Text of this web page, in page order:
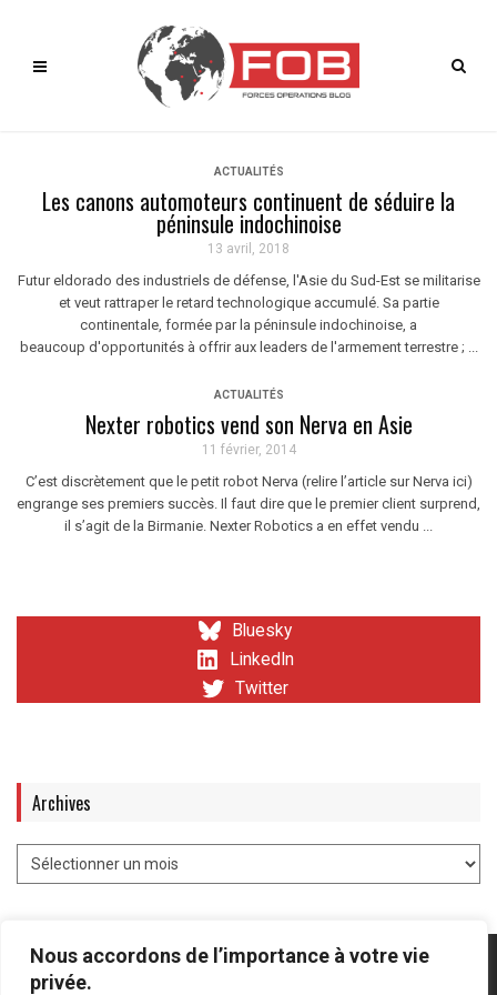
Nous accordons de l’importance à votre vie
privée.
ACTUALITÉS
Les canons automoteurs continuent de séduire la
péninsule indochinoise
13 avril, 2018
Futur eldorado des industriels de défense, l'Asie du Sud-Est se militarise
et veut rattraper le retard technologique accumulé. Sa partie
continentale, formée par la péninsule indochinoise, a
beaucoup d'opportunités à offrir aux leaders de l'armement terrestre ; ...
ACTUALITÉS
Nexter robotics vend son Nerva en Asie
11 février, 2014
C’est discrètement que le petit robot Nerva (relire l’article sur Nerva ici)
engrange ses premiers succès. Il faut dire que le premier client surprend,
il s’agit de la Birmanie. Nexter Robotics a en effet vendu ...
Bluesky
LinkedIn
Twitter
Archives